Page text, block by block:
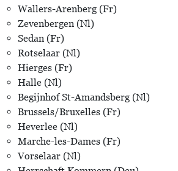
Wallers-Arenberg (Fr)
Zevenbergen (Nl)
Sedan (Fr)
Rotselaar (Nl)
Hierges (Fr)
Halle (Nl)
Begijnhof St-Amandsberg (Nl)
Brussels/Bruxelles (Fr)
Heverlee (Nl)
Marche-les-Dames (Fr)
Vorselaar (Nl)